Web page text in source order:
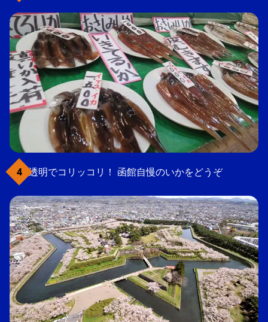
透明でコリッコリ！ 函館自慢のいかをどうぞ